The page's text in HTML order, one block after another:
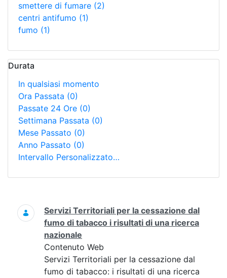
smettere di fumare (2)
centri antifumo (1)
fumo (1)
Durata
In qualsiasi momento
Ora Passata (0)
Passate 24 Ore (0)
Settimana Passata (0)
Mese Passato (0)
Anno Passato (0)
Intervallo Personalizzato…
Ricerca
Servizi Territoriali per la cessazione dal
fumo di tabacco i risultati di una ricerca
nazionale
Contenuto Web
Servizi Territoriali per la cessazione dal
fumo di tabacco: i risultati di una ricerca